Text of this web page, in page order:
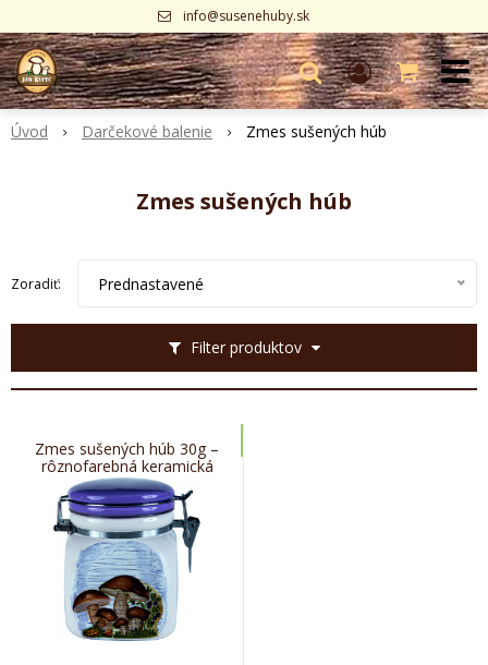
info@susenehuby.sk
Úvod Darčekové balenie Zmes sušených húb
Zmes sušených húb
Filter produktov
Zoradiť: Prednastavené
Zmes sušených húb 30g –
rôznofarebná keramická
dóza v priehľadnom vrecku